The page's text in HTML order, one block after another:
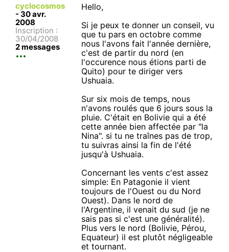
cyclocosmos
- 30 avr.
2008
Inscription :
30/04/2008
2 messages
Hello,
Si je peux te donner un conseil, vu
que tu pars en octobre comme
nous l'avons fait l'année dernière,
c'est de partir du nord (en
l'occurence nous étions parti de
Quito) pour te diriger vers
Ushuaia.
Sur six mois de temps, nous
n'avons roulés que 6 jours sous la
pluie. C'était en Bolivie qui a été
cette année bien affectée par "la
Nina". si tu ne traînes pas de trop,
tu suivras ainsi la fin de l'été
jusqu'à Ushuaia.
Concernant les vents c'est assez
simple: En Patagonie il vient
toujours de l'Ouest ou du Nord
Ouest). Dans le nord de
l'Argentine, il venait du sud (je ne
sais pas si c'est une généralité).
Plus vers le nord (Bolivie, Pérou,
Equateur) il est plutôt négligeable
et tournant.